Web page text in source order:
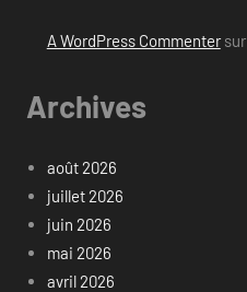
A WordPress Commentersur
Archives
août 2026
juillet 2026
juin 2026
mai 2026
avril 2026